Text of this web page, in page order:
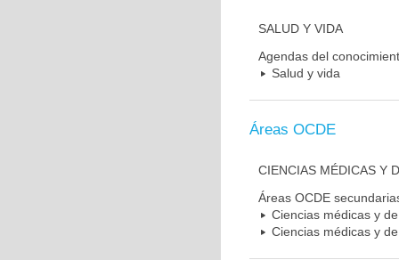
SALUD Y VIDA
Agendas del
Salud y vida
Áreas OCDE
CIENCIAS MÉDICAS Y
Áreas OCDE
Ciencias médicas y
Ciencias médicas y